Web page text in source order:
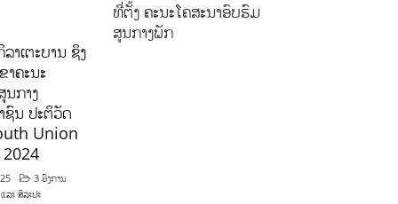
າເຕະບານ ຊິງ
າຄະນະ
ນກາງ
ຊົນ ປະຕິວັດ
Union
2024
3 ອົງການ
ລະ ສິລະປະ
ທີ່ຕັ້ງ ຄະນະໂຄສະນາອົບຮົມ
ສູນກາງພັກ